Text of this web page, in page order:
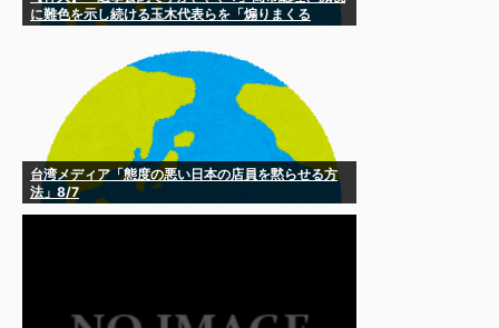
に難色を示し続ける玉木代表らを「煽りまくる
台湾メディア「態度の悪い日本の店員を黙らせる方
法」8/7